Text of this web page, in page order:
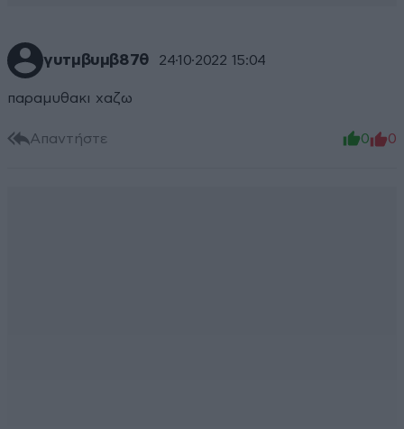
γυτμβυμβ87θ 24·10·2022 15:04
παραμυθακι χαζω
Απαντήστε 0 0